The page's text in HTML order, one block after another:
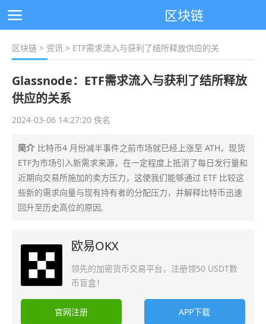
区块链
区块链 > 资讯 > ETF需求流入与获利了结所释放供应的关
Glassnode：ETF需求流入与获利了结所释放
供应的关系
2024-03-06 14:27:20 佚名
简介 比特币4 月份减半事件之前市场就已经上涨至 ATH，现货
ETF为市场引入新需求来源，在一定程度上抵消了每日发行量和
近期向交易所施加的卖方压力，这使我们能够通过 ETF 比较这
些新的需求向量与现有持有者的分配压力，并解释比特币迅速
回升至历史高位的原因,
欧易OKX
领先的加密货币交易平台，注册领50 USDT数
币盲盒！
官网注册 APP下载